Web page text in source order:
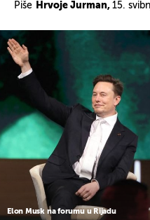
Piše Hrvoje Jurman, 15.
Elon Musk na forumu u Rijadu